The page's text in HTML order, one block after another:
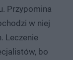
Przypomina
w niej
Leczenie
bo